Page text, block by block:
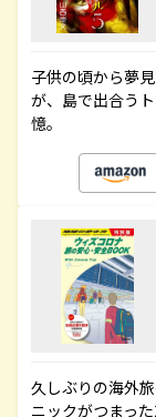
子供の頃から夢
が、島で出合う
憶。
久しぶりの海外
ニックがつまっ